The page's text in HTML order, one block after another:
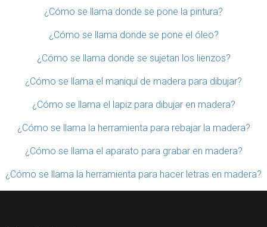
¿Cómo se llama donde se pone la pintura?
¿Cómo se llama donde se pone el óleo?
¿Cómo se llama donde se sujetan los lienzos?
¿Cómo se llama el maniquí de madera para dibujar?
¿Cómo se llama el lapiz para dibujar en madera?
¿Cómo se llama la herramienta para rebajar la madera?
¿Cómo se llama el aparato para grabar en madera?
¿Cómo se llama la herramienta para hacer letras en madera?